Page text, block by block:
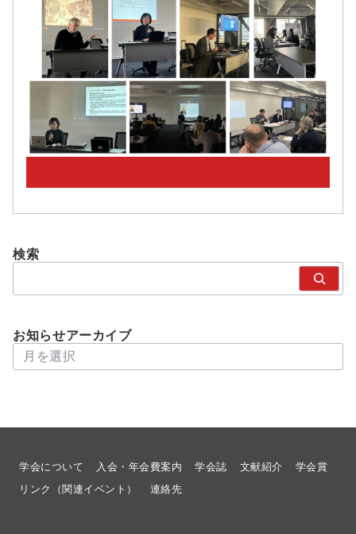
検索
お知らせアーカイブ
アーカイブ
学会について 入会・年会費案内 学会誌 文献紹介
学会賞
リンク（関連イベント）
連絡先